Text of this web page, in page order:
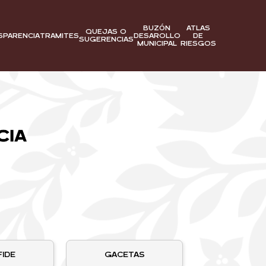
TRAMITES
QUEJAS O
SUGERENCIAS
BUZÓN
DESAROLLO
MUNICIPAL
ATLAS
DE
RIESGOS
GACETAS